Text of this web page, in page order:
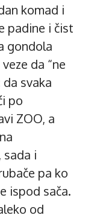
komad i
padine i čist
gondola
da “ne
svaka
po
ZOO, a
sada i
pa ko
ispod sača.
od